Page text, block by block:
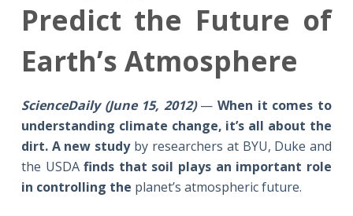
Predict the Future of
Earth’s Atmosphere
ScienceDaily (June 15, 2012)—When it comes to
understanding climate change, it’s all about the
dirt. A new studyby researchers at BYU, Duke and
the USDAfinds that soil plays an important role
in controlling the planet’s atmospheric future.